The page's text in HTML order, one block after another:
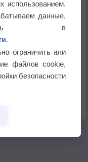
через тень
волны тепла
на ареал обитания
использованием.
данные,
в
.
ограничить или
файлов cookie,
безопасности